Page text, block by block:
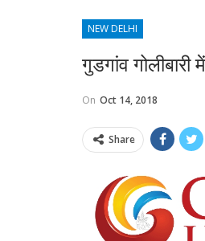
NEW DELHI
गुडगांव
On Oct 14, 2018
Share